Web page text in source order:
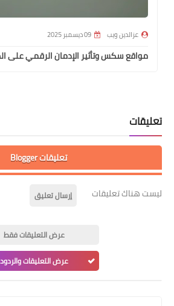
عزالدين ويب 09 ديسمبر 2025
مواقع سكس وتأثير الإدمان الرقمي على
تعليقات
تعليقات Blogger
ليست هناك تعليقات إرسال تعليق
عرض التعليقات فقط
عرض التعليقات والردود